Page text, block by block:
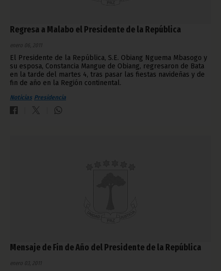
Regresa a Malabo el Presidente de la República
enero 06, 2011
El Presidente de la República, S.E. Obiang Nguema Mbasogo y
su esposa, Constancia Mangue de Obiang, regresaron de Bata
en la tarde del martes 4, tras pasar las fiestas navideñas y de
fin de año en la Región continental.
Noticias Presidencia
Mensaje de Fin de Año del Presidente de la República
enero 03, 2011